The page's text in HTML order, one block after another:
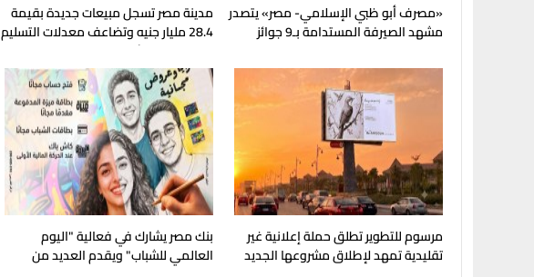
«مصرف أبو ظبي الإسلامي- مصر» يتصدر
مشهد الصيرفة المستدامة بـ9 جوائز
مدينة مصر تسجل مبيعات جديدة بقيمة
28.4 مليار جنيه وتضاعف معدلات التسليم
خلال النصف الأول من 2026
مرسوم للتطوير تطلق حملة إعلانية غير
تقليدية تمهد لإطلاق مشروعها الجديد
بنك مصر يشارك في فعالية "اليوم
العالمي للشباب" ويقدم العديد من